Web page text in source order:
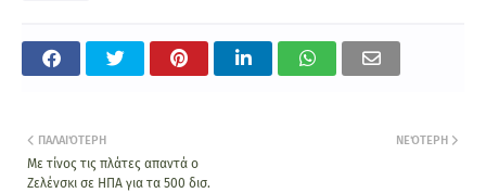
ΝΕΌΤΕΡΗ
ΠΑΛΑΙΌΤΕΡΗ
Με τίνος τις πλάτες απαντά ο
Ζελένσκι σε ΗΠΑ για τα 500 δισ.